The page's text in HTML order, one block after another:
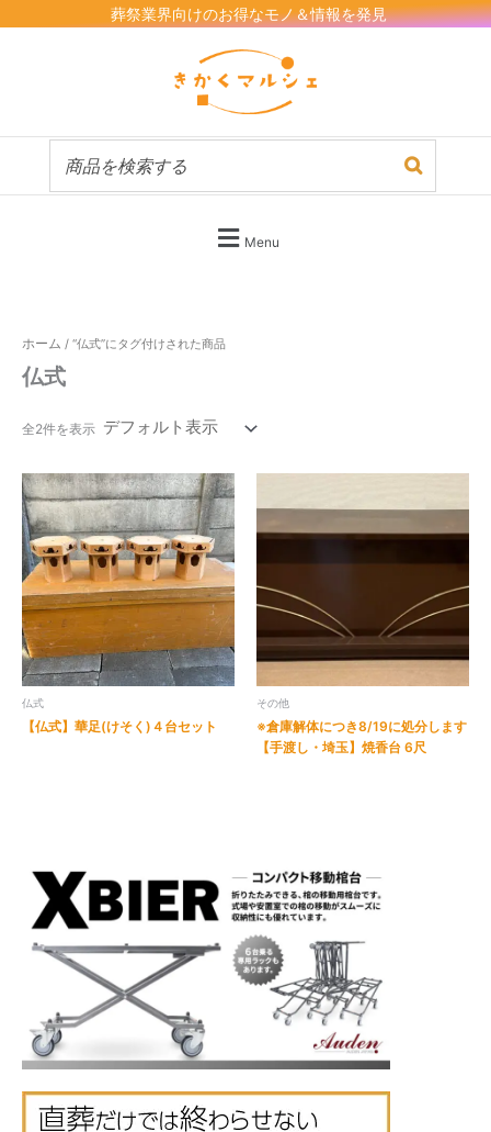
容
プ
葬祭業界向けのお得なモノ＆情報を発見
Menu
ホーム / “仏式”にタグ付けされた商品
仏式
全2件を表示
仏式
【仏式】華足(けそく)４台セット
その他
※倉庫解体につき8/19に処分します
【手渡し・埼玉】焼香台 6尺